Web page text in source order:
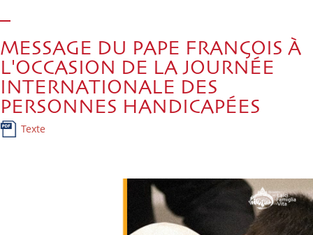
MESSAGE DU PAPE FRANÇOIS À
L'OCCASION DE LA JOURNÉE
INTERNATIONALE DES
PERSONNES HANDICAPÉES
Texte